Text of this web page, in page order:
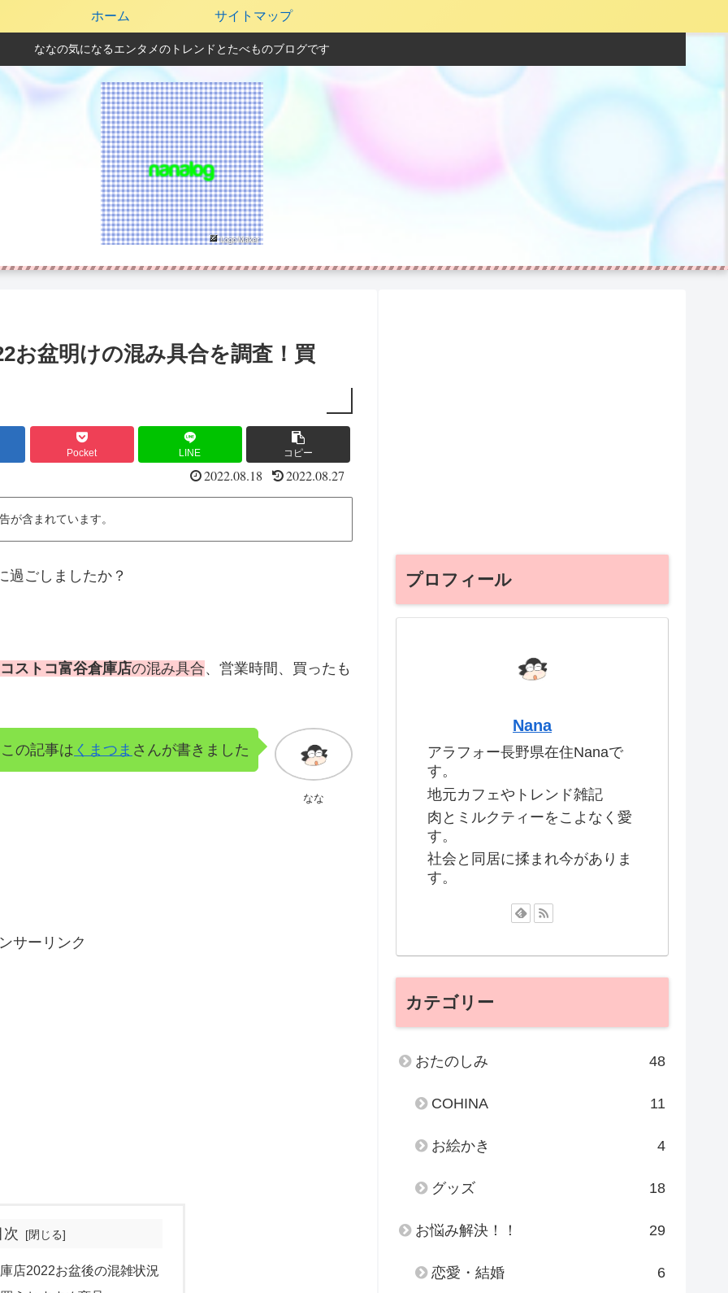
ななの気になるエンタメのトレンドとたべものブログです
ホーム サイトマップ
お盆明けの混み具合を調査！買
Pocket LINE コピー
2022.08.18 2022.08.27
が含まれています。
過ごしましたか？
コストコ富谷倉庫店の混み具合、営業時間、買ったも
なな
この記事は くまつま さんが書きました
サーリンク
次
店2022お盆後の混雑状況
プロフィール
Nana
アラフォー長野県在住Nanaで
す。
地元カフェやトレンド雑記
肉とミルクティーをこよなく愛
す。
社会と同居に揉まれ今がありま
す。
カテゴリー
おたのしみ 48
COHINA 11
お絵かき 4
グッズ 18
お悩み解決！！ 29
恋愛・結婚 6